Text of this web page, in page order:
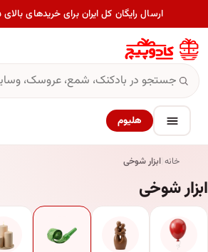
ارسال رایگان کل ایران برای خریدهای بالای ۲.۵ میلیون تومان
هلیوم
خانه ابزار شوخی
ابزار شوخی